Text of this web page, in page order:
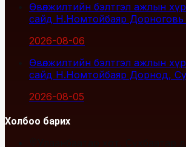
Өвөлжилтийн бэлтгэл ажлын
сайд Н.Номтойбаяр Дорноговь
2026-08-06
Өвөлжилтийн бэлтгэл ажлын
сайд Н.Номтойбаяр Дорнод,
2026-08-05
Холбоо барих